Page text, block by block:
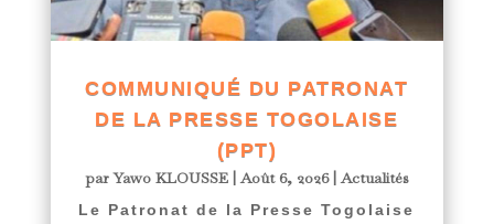
COMMUNIQUÉ DU PATRONAT
DE LA PRESSE TOGOLAISE
(PPT)
parYawo KLOUSSE|Août 6, 2026|Actualités
Le Patronat de la Presse Togolaise